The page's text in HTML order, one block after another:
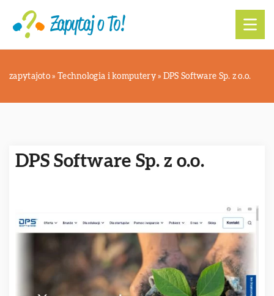
zapytajoto » Technologia i komputery» DPS Software Sp. z o.o.
DPS Software Sp. z o.o.